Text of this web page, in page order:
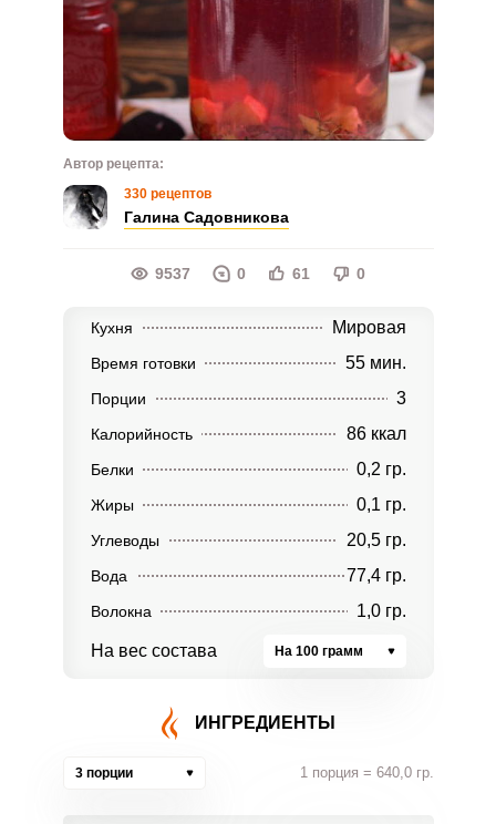
Автор рецепта:
330 рецептов
Галина Садовникова
9537 0 61 0
Кухня Мировая
Время готовки 55 мин.
Порции 3
Калорийность 86 ккал
Белки 0,2 гр.
Жиры 0,1 гр.
Углеводы 20,5 гр.
Вода 77,4 гр.
Волокна 1,0 гр.
На вес состава На 100 грамм
ИНГРЕДИЕНТЫ
3 порции 1 порция = 640,0 гр.